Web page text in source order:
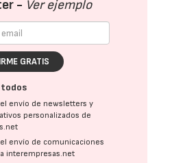
- Ver ejemplo
GRATIS
envío de newsletters y
personalizados de
envío de comunicaciones
interempresas.net